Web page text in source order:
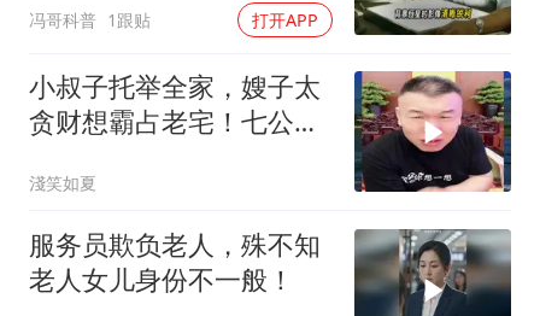
冯哥科普 1跟贴 打开APP
小叔子托举全家，嫂子太
贪财想霸占老宅！七公直
淺笑如夏
服务员欺负老人，殊不知
老人女儿身份不一般！